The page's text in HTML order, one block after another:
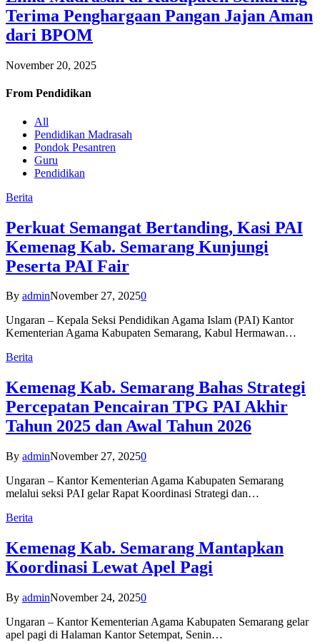
Terima Penghargaan Pangan Jajan Aman
dari BPOM
November 20, 2025
From Pendidikan
All
Pendidikan Madrasah
Pondok Pesantren
Guru
Pendidikan
Berita
Perkuat Semangat Bertanding, Kasi PAI
Kemenag Kab. Semarang Kunjungi
Peserta PAI Fair
By adminNovember 27, 20250
Ungaran – Kepala Seksi Pendidikan Agama Islam (PAI) Kantor
Kementerian Agama Kabupaten Semarang, Kabul Hermawan…
Berita
Kemenag Kab. Semarang Bahas Strategi
Percepatan Pencairan TPG PAI Akhir
Tahun 2025 dan Awal Tahun 2026
By adminNovember 27, 20250
Ungaran – Kantor Kementerian Agama Kabupaten Semarang
melalui seksi PAI gelar Rapat Koordinasi Strategi dan…
Berita
Kemenag Kab. Semarang Mantapkan
Koordinasi Lewat Apel Pagi
By adminNovember 24, 20250
Ungaran – Kantor Kementerian Agama Kabupaten Semarang gelar
apel pagi di Halaman Kantor Setempat, Senin…